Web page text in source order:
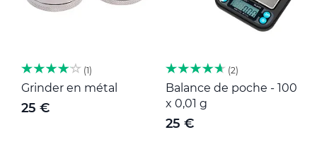
1
Grinder en métal
25 €
2
Balance de poche - 100
x 0,01 g
25 €